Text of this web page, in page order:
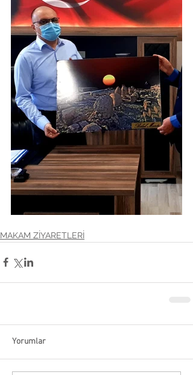
MAKAM ZİYARETLERİ
Yorumlar